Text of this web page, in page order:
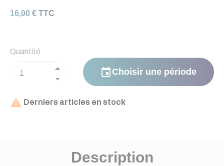
16,00 € TTC
Quantité
eventChoisir une période
 Derniers articles en stock
Description